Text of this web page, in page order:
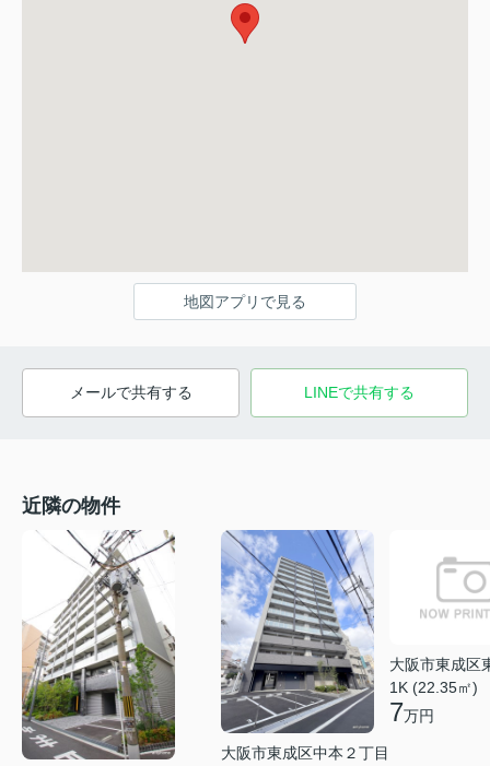
地図アプリで見る
メールで共有する LINEで共有する
近隣の物件
大阪市東成区中本２丁目
大阪市東成区
1K (22.35㎡)
7万円